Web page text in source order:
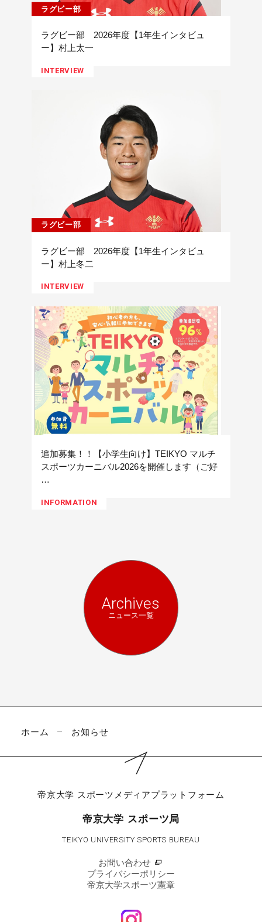
ラグビー部
ラグビー部 2026年度【1年生インタビュ
ー】村上太一
INTERVIEW
ラグビー部
ラグビー部 2026年度【1年生インタビュ
ー】村上冬二
INTERVIEW
追加募集！！【小学生向け】TEIKYO マルチ
スポーツカーニバル2026を開催します（ご好
…
INFORMATION
Archives
ニュース一覧
ホーム お知らせ
帝京大学 スポーツメディアプラットフォーム
帝京大学 スポーツ局
TEIKYO UNIVERSITY SPORTS BUREAU
お問い合わせ
プライバシーポリシー
帝京大学スポーツ憲章